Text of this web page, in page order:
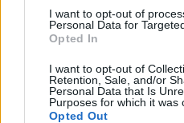
I want to opt-out of
Personal Data for
Opted In
I want to opt-out of
Retention, Sale, and/or
Personal Data that Is
Purposes for which it was
Opted Out
įmones, kurioms
kiekviena diena būna
privalumas“, – dalijasi